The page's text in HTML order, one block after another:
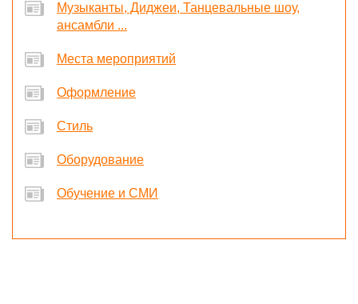
Музыканты, Диджеи, Танцевальные шоу,
ансамбли ...
Места мероприятий
Оформление
Стиль
Оборудование
Обучение и СМИ